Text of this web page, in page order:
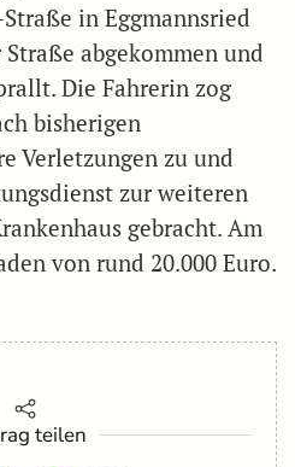
in Eggmannsried
abgekommen und
Die Fahrerin zog
bisherigen
Verletzungen zu und
zur weiteren
gebracht. Am
von rund 20.000 Euro.
teilen